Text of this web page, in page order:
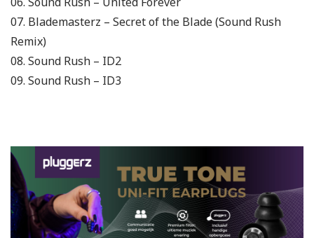
07. Blademasterz – Secret of the Blade (Sound Rush
Remix)
08. Sound Rush – ID2
09. Sound Rush – ID3